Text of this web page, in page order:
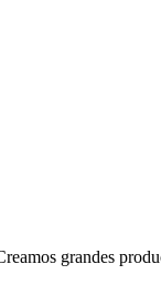
grandes